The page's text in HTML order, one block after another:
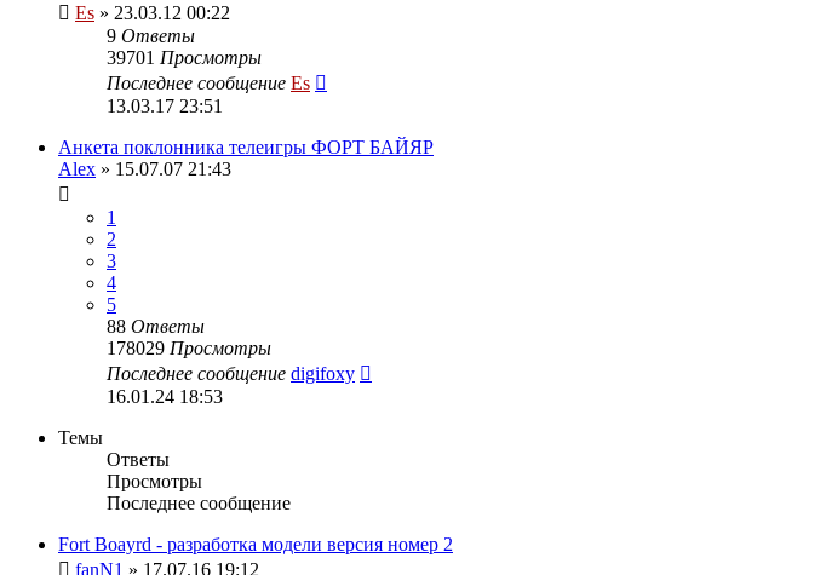
Es » 23.03.12 00:22
9 Ответы
39701 Просмотры
Последнее сообщение Es
13.03.17 23:51
Анкета поклонника телеигры ФОРТ БАЙЯР
Alex » 15.07.07 21:43
1
2
3
4
5
88 Ответы
178029 Просмотры
Последнее сообщение digifoxy
16.01.24 18:53
Темы
Ответы
Просмотры
Последнее сообщение
Fort Boayrd - разработка модели версия номер 2
fanN1 » 17.07.16 19:12